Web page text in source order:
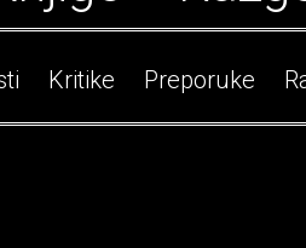
Kritike Preporuke